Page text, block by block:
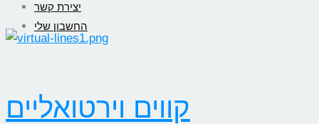
יצירת קשר
החשבון שלי
קווים וירטואליים